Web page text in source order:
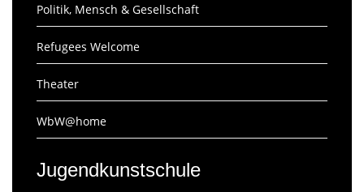
Politik, Mensch & Gesellschaft
Refugees Welcome
Theater
WbW@home
Jugendkunstschule